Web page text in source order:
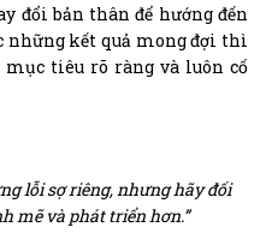
đổi bản thân để hướng đến
những kết quả mong đợi thì
tiêu rõ ràng và luôn cố
lỗi sợ riêng, nhưng hãy đối
mẽ và phát triển hơn.”